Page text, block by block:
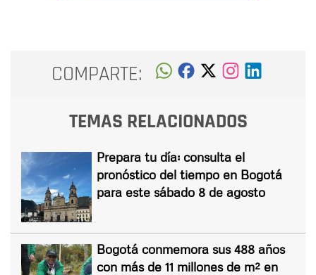
COMPARTE:
TEMAS RELACIONADOS
Prepara tu día: consulta el
pronóstico del tiempo en Bogotá
para este sábado 8 de agosto
Bogotá conmemora sus 488 años
con más de 11 millones de m² en